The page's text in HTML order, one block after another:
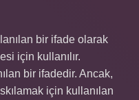
bir ifade olarak
için kullanılır.
bir ifadedir. Ancak,
için kullanılan